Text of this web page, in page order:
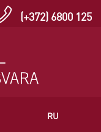
(+372) 6800 125
RU